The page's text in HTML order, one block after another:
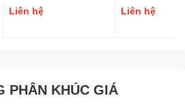
Liên hệ
Liên hệ
PHÂN KHÚC GIÁ